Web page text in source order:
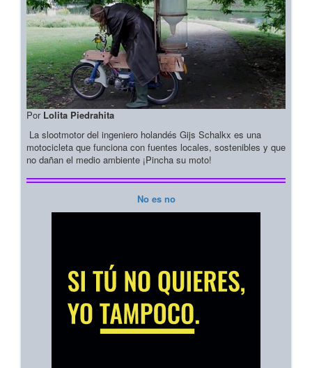
Por Lolita Piedrahita
La slootmotor del ingeniero holandés Gijs Schalkx es una
motocicleta que funciona con fuentes locales, sostenibles y que
no dañan el medio ambiente ¡Pincha su moto!
No es no